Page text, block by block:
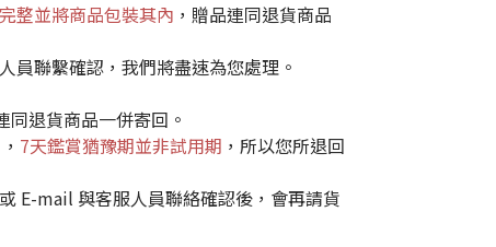
整並將商品包裝其內 ，贈品連同退貨商品
員聯繫確認，我們將盡速為您處理。
退貨商品一併寄回。
7天鑑賞猶豫期並非試用期 ，所以您所退回
E-mail 與客服人員聯絡確認後，會再請貨